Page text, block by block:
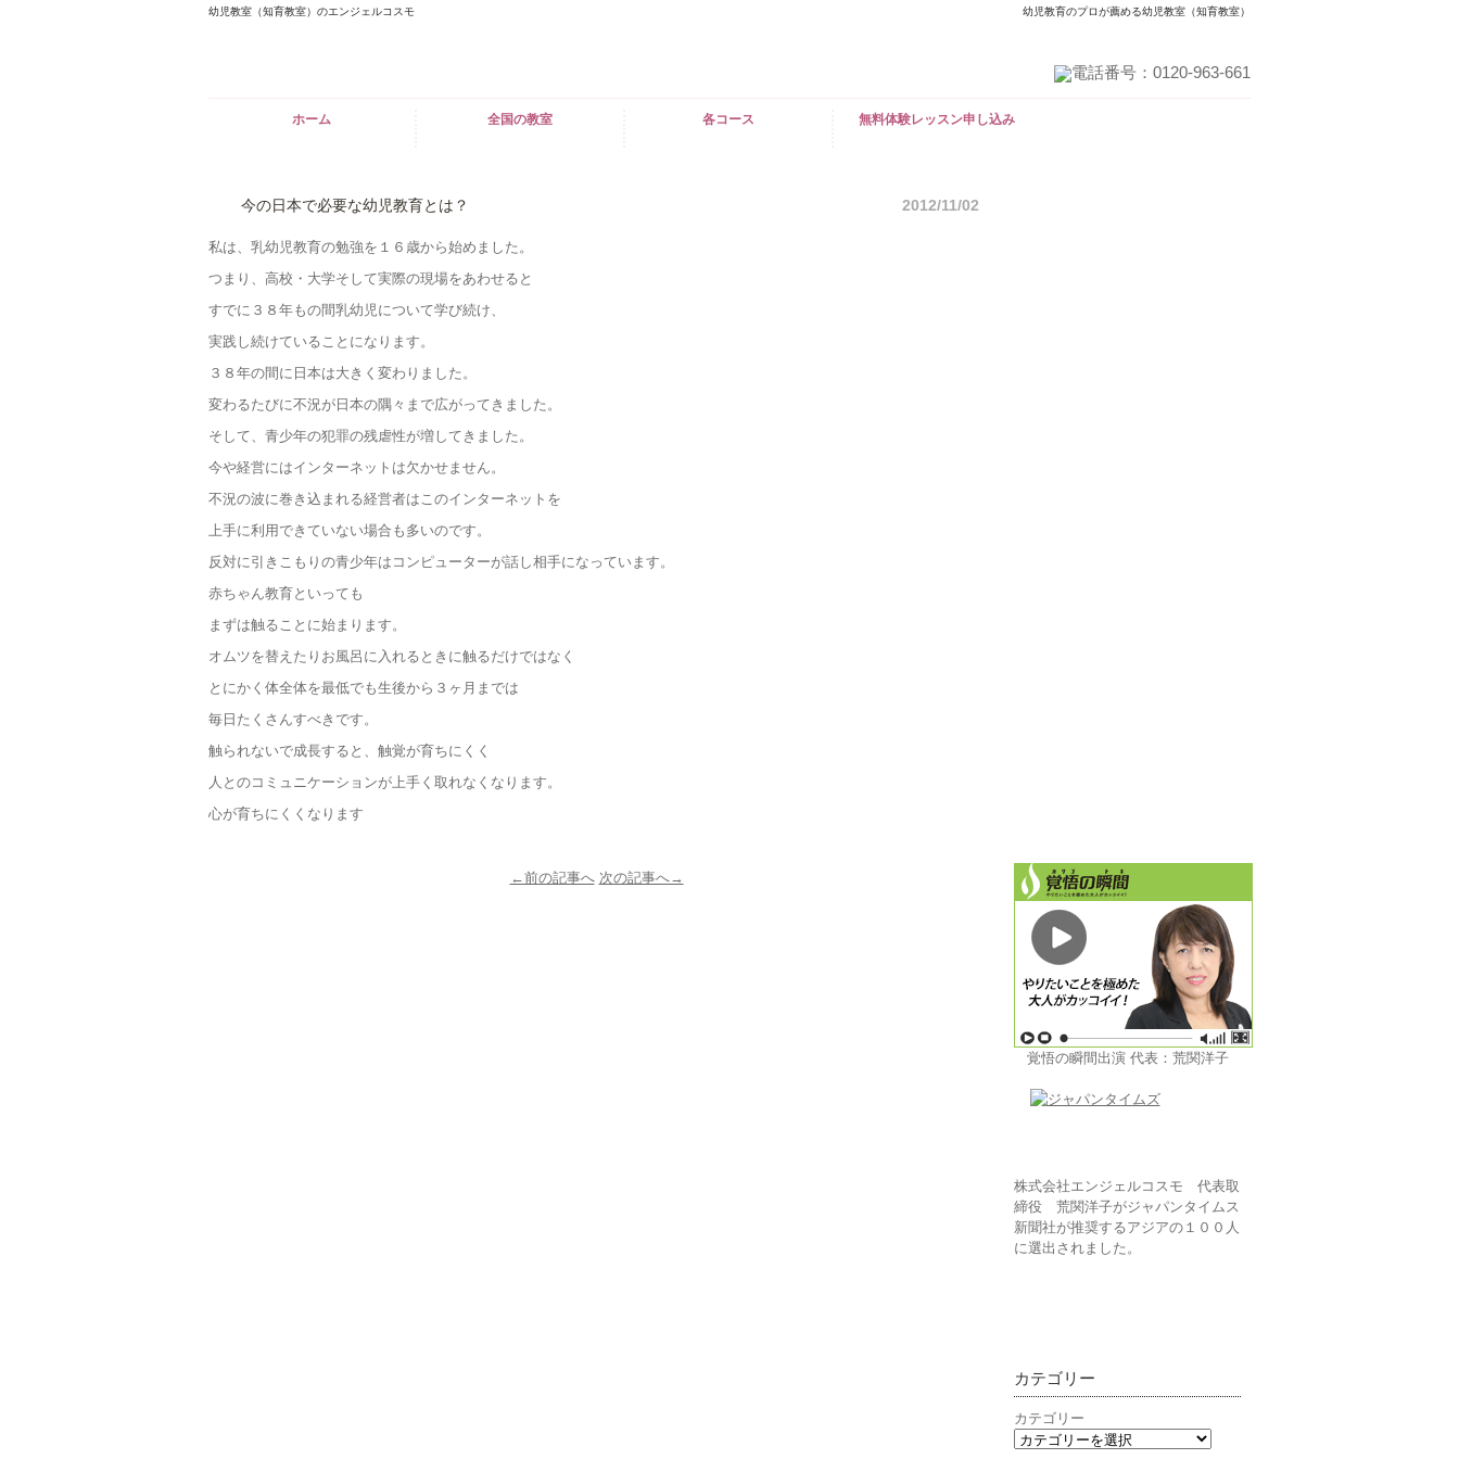
幼児教室（知育教室）のエンジェルコスモ 幼児教育のプロが薦める幼児教室（知育教室）
ホーム 全国の教室 各コース 無料体験レッスン申し込み
今の日本で必要な幼児教育とは？ 2012/11/02
私は、乳幼児教育の勉強を１６歳から始めました。
つまり、高校・大学そして実際の現場をあわせると
すでに３８年もの間乳幼児について学び続け、
実践し続けていることになります。
３８年の間に日本は大きく変わりました。
変わるたびに不況が日本の隅々まで広がってきました。
そして、青少年の犯罪の残虐性が増してきました。
今や経営にはインターネットは欠かせません。
不況の波に巻き込まれる経営者はこのインターネットを
上手に利用できていない場合も多いのです。
反対に引きこもりの青少年はコンピューターが話し相手になっています。
赤ちゃん教育といっても
まずは触ることに始まります。
オムツを替えたりお風呂に入れるときに触るだけではなく
とにかく体全体を最低でも生後から３ヶ月までは
毎日たくさんすべきです。
触られないで成長すると、触覚が育ちにくく
人とのコミュニケーションが上手く取れなくなります。
心が育ちにくくなります
←前の記事へ 次の記事へ→
覚悟の瞬間出演 代表：荒関洋子
株式会社エンジェルコスモ 代表取
締役 荒関洋子がジャパンタイムス
新聞社が推奨するアジアの１００人
に選出されました。
カテゴリー
カテゴリー